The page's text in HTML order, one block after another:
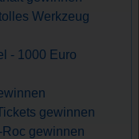
Werkzeug
- 1000 Euro
gewinnen
gewinnen